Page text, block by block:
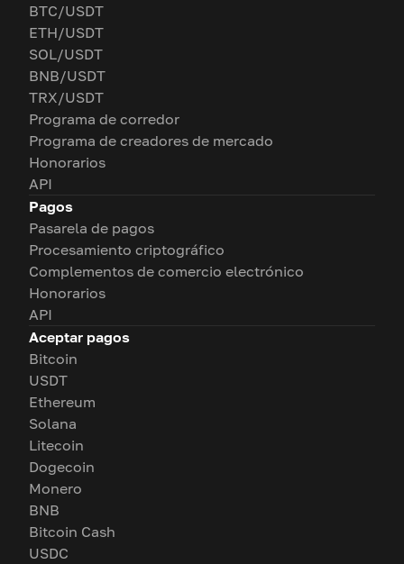
BTC/USDT
ETH/USDT
SOL/USDT
BNB/USDT
TRX/USDT
Programa de corredor
Programa de creadores de mercado
Honorarios
API
Pagos
Pasarela de pagos
Procesamiento criptográfico
Complementos de comercio electrónico
Honorarios
API
Aceptar pagos
Bitcoin
USDT
Ethereum
Solana
Litecoin
Dogecoin
Monero
BNB
Bitcoin Cash
USDC